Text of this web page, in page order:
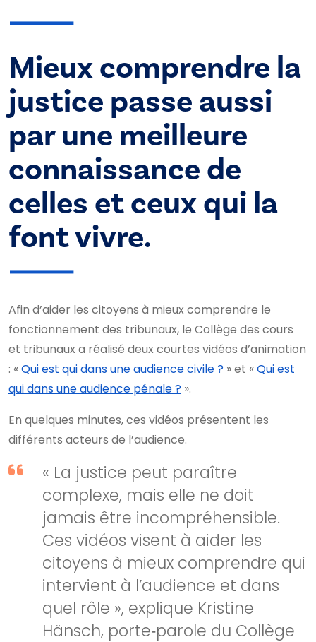
Mieux comprendre la
justice passe aussi
par une meilleure
connaissance de
celles et ceux qui la
font vivre.
Afin d’aider les citoyens à mieux comprendre le
fonctionnement des tribunaux, le Collège des cours
et tribunaux a réalisé deux courtes vidéos d’animation
: «Qui est qui dans une audience civile ? » et «Qui est
qui dans une audience pénale ? ».
En quelques minutes, ces vidéos présentent les
différents acteurs de l’audience.
« La justice peut paraître
complexe, mais elle ne doit
jamais être incompréhensible.
Ces vidéos visent à aider les
citoyens à mieux comprendre qui
intervient à l’audience et dans
quel rôle », explique Kristine
Hänsch, porte‑parole du Collège